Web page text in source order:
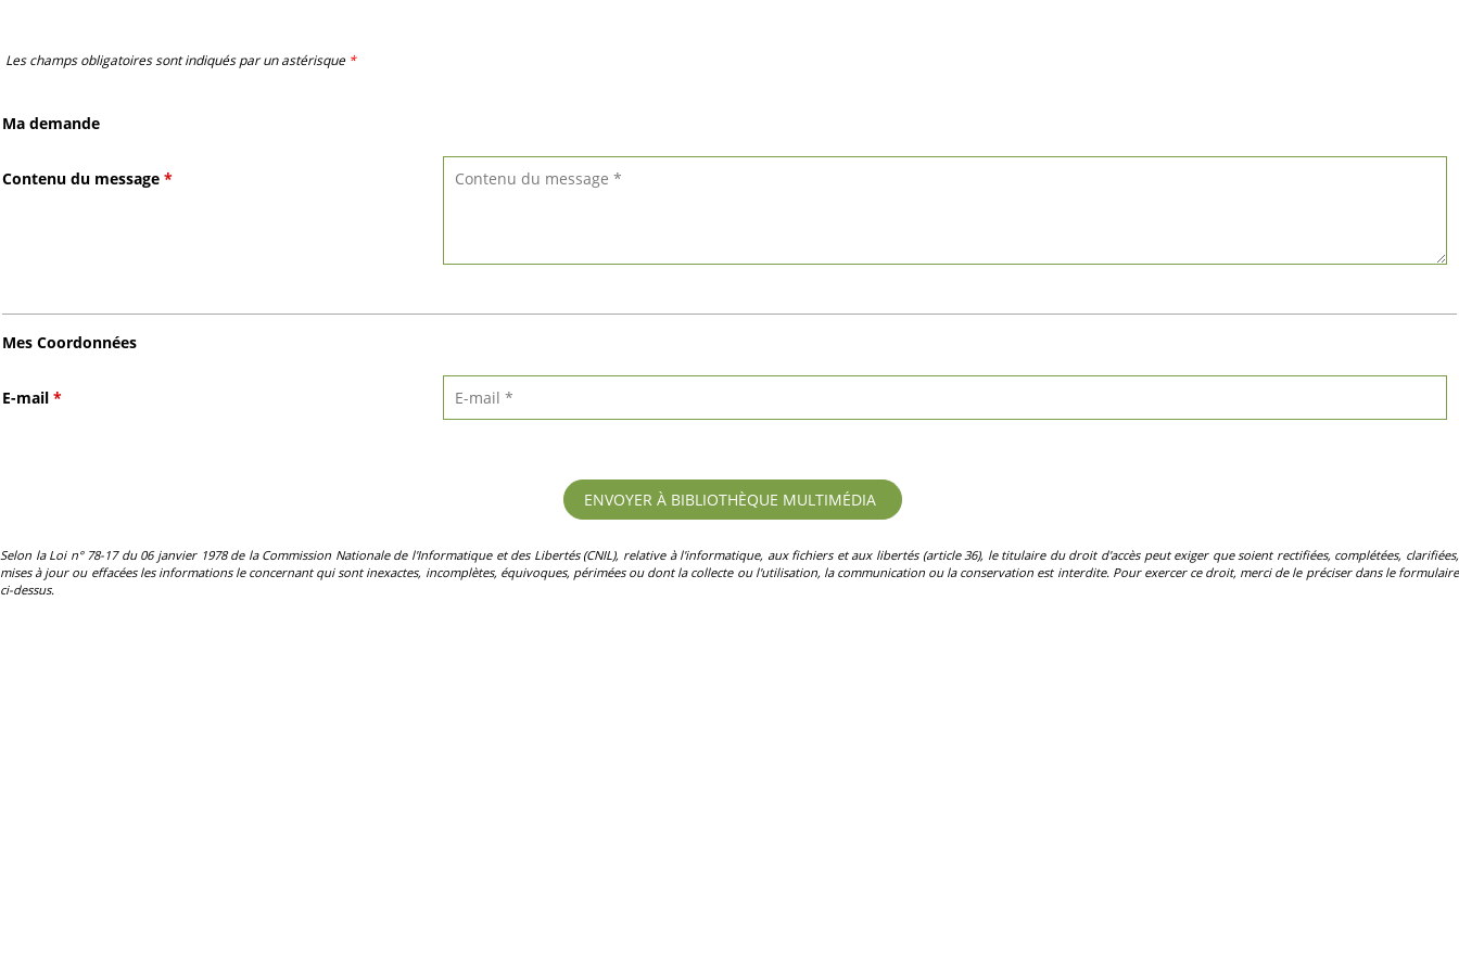
Les champs obligatoires sont indiqués par un astérisque *
Ma demande
Contenu du message *
Mes Coordonnées
E-mail *
Selon la Loi n° 78-17 du 06 janvier 1978 de la Commission Nationale de l'Informatique et des Libertés (CNIL), relative à l'informatique, aux fichiers et aux libertés (article 36), le titulaire du droit d'accès peut exiger que soient rectifiées, complétées, clarifiées,
mises à jour ou effacées les informations le concernant qui sont inexactes, incomplètes, équivoques, périmées ou dont la collecte ou l'utilisation, la communication ou la conservation est interdite. Pour exercer ce droit, merci de le préciser dans le formulaire
ci-dessus.